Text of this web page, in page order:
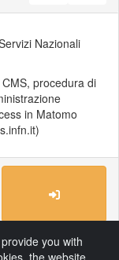
Nazionali
procedura di
in Matomo
you with
the website